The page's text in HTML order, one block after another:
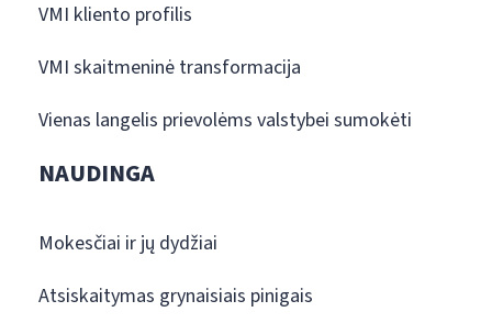
VMI kliento profilis
VMI skaitmeninė transformacija
Vienas langelis prievolėms valstybei sumokėti
NAUDINGA
Mokesčiai ir jų dydžiai
Atsiskaitymas grynaisiais pinigais